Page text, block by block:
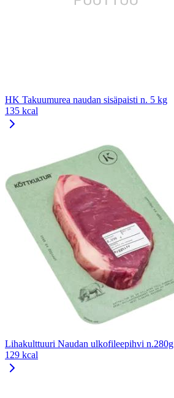
HK Takuumurea naudan sisäpaisti n. 5 kg
135 kcal
Lihakulttuuri Naudan ulkofileepihvi n.280g
129 kcal